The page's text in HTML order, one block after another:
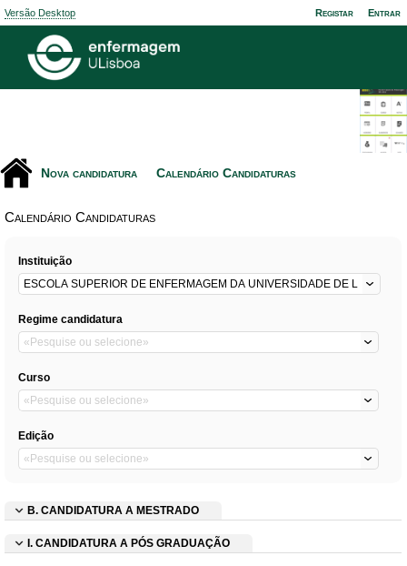
Versão Desktop Registar Entrar
Nova candidatura Calendário Candidaturas
Calendário Candidaturas
Instituição
Regime candidatura
Curso
Edição
B. CANDIDATURA A MESTRADO
I. CANDIDATURA A PÓS GRADUAÇÃO